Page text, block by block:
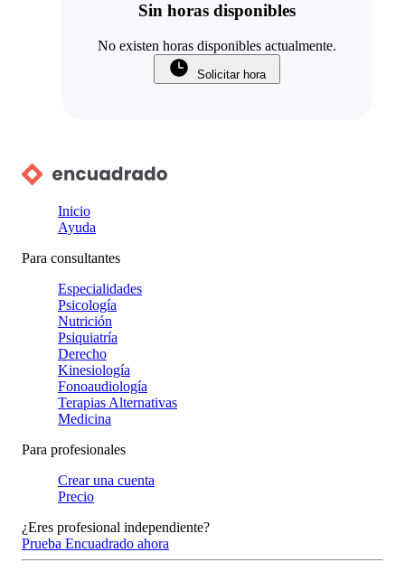
Sin horas disponibles
No existen horas disponibles actualmente.
Solicitar hora
Inicio
Ayuda
Para consultantes
Especialidades
Psicología
Nutrición
Psiquiatría
Derecho
Kinesiología
Fonoaudiología
Terapias Alternativas
Medicina
Para profesionales
Crear una cuenta
Precio
¿Eres profesional independiente?
Prueba Encuadrado ahora